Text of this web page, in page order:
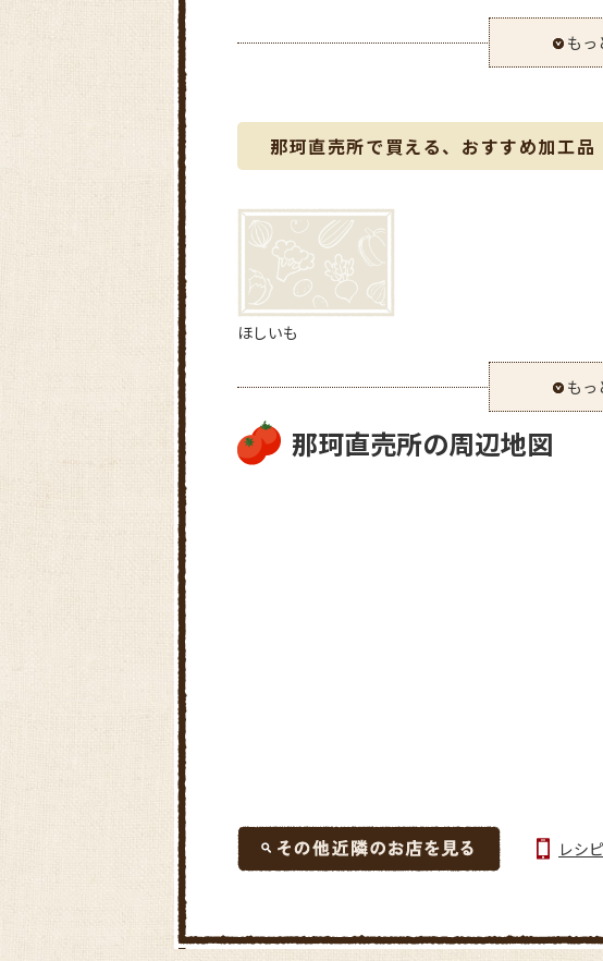
もっ
那珂直売所で買える、おすすめ加工品
ほしいも
もっ
那珂直売所の周辺地図
レシ